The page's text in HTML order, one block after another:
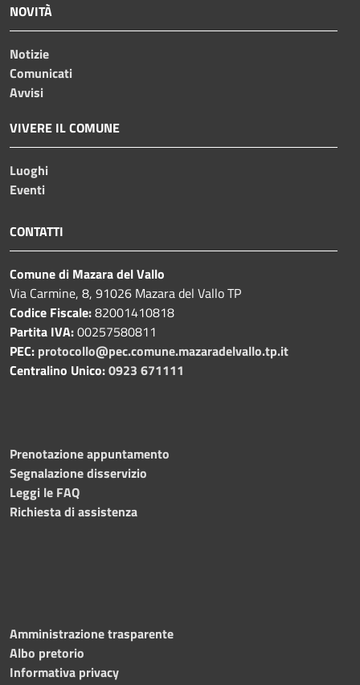
NOVITÀ
Notizie
Comunicati
Avvisi
VIVERE IL COMUNE
Luoghi
Eventi
CONTATTI
Comune di Mazara del Vallo
Via Carmine, 8, 91026 Mazara del Vallo TP
Codice Fiscale:82001410818
Partita IVA:00257580811
PEC: protocollo@pec.comune.mazaradelvallo.tp.it
Centralino Unico:0923 671111
Prenotazione appuntamento
Segnalazione disservizio
Leggi le FAQ
Richiesta di assistenza
Amministrazione trasparente
Albo pretorio
Informativa privacy